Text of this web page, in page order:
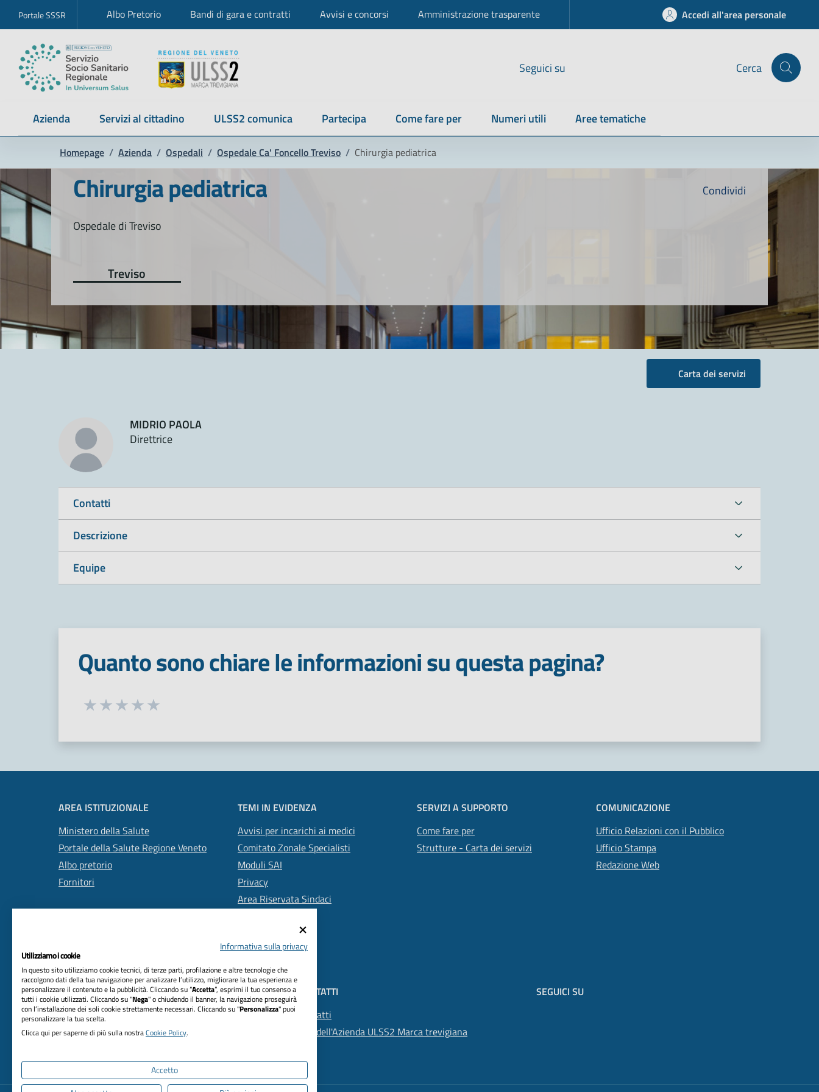
Portale SSSR Albo Pretorio Bandi di gara e contratti Avvisi e concorsi Amministrazione trasparente Accedi all'area personale
Seguici su Cerca
Azienda Servizi al cittadino ULSS2 comunica Partecipa Come fare per Numeri utili Aree tematiche
Homepage / Azienda / Ospedali / Ospedale Ca' Foncello Treviso / Chirurgia pediatrica
Condividi
Chirurgia pediatrica
Ospedale di Treviso
Treviso
Carta dei servizi
MIDRIO PAOLA
Direttrice
Contatti
Descrizione
Equipe
Quanto sono chiare le informazioni su questa pagina?
Seleziona una valutazione da 1 a 5 stelle
AREA ISTITUZIONALE
Ministero della Salute
Portale della Salute Regione Veneto
Albo pretorio
Fornitori
TEMI IN EVIDENZA
Avvisi per incarichi ai medici
Comitato Zonale Specialisti
Moduli SAI
Privacy
Area Riservata Sindaci
SERVIZI A SUPPORTO
Come fare per
Strutture - Carta dei servizi
COMUNICAZIONE
Ufficio Relazioni con il Pubblico
Ufficio Stampa
Redazione Web
RIFERIMENTI
Azienda Unità Locale Socio Sanitaria n. 2
Marca trevigiana
C.F. 03084880263
CONTATTI
Contatti
PEC dell'Azienda ULSS2 Marca trevigiana
SEGUICI SU
Informativa sulla privacy
Utilizziamo i cookie
In questo sito utilizziamo cookie tecnici, di terze parti, profilazione e altre tecnologie che
raccolgono dati della tua navigazione per analizzare l’utilizzo, migliorare la tua esperienza e
personalizzare il contenuto e la pubblicità. Cliccando su “Accetta”, esprimi il tuo consenso a
tutti i cookie utilizzati. Cliccando su "Nega" o chiudendo il banner, la navigazione proseguirà
con l’installazione dei soli cookie strettamente necessari. Cliccando su "Personalizza" puoi
personalizzare la tua scelta.
Clicca qui per saperne di più sulla nostraCookie Policy.
Accetto